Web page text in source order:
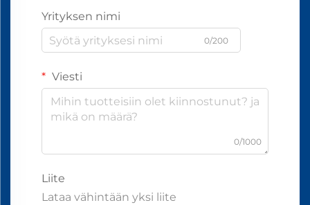
Yrityksen nimi
0/200
Viesti
0/1000
Liite
Lataa vähintään yksi liite